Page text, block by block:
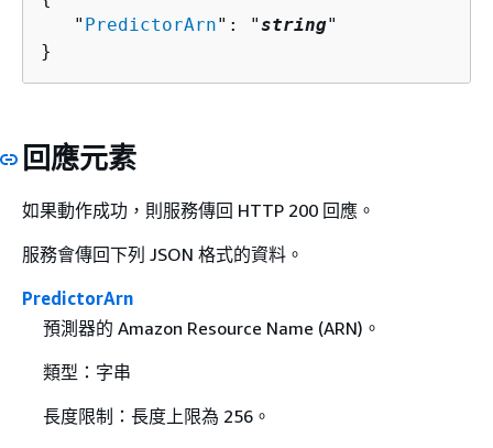
   "
PredictorArn": "string"
}
回應元素
如果動作成功，則服務傳回 HTTP 200 回應。
服務會傳回下列 JSON 格式的資料。
PredictorArn
預測器的 Amazon Resource Name (ARN)。
類型：字串
長度限制：長度上限為 256。